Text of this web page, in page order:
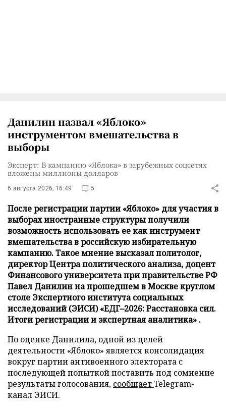
Данилин назвал «Яблоко»
инструментом вмешательства в
выборы
Эксперт: В кампанию «Яблока» в зарубежных соцсетях
вложены миллионы долларов
6 августа 2026, 16:49 5
После регистрации партии «Яблоко» для участия в
выборах иностранные структуры получили
возможность использовать ее как инструмент
вмешательства в российскую избирательную
кампанию. Такое мнение высказал политолог,
директор Центра политического анализа, доцент
Финансового университета при правительстве РФ
Павел Данилин на прошедшем в Москве круглом
столе Экспертного института социальных
исследований (ЭИСИ) «ЕДГ–2026: Расстановка сил.
Итоги регистрации и экспертная аналитика» .
По оценке Данилила, одной из целей
деятельности «Яблоко» является консолидация
вокруг партии антивоенного электората с
последующей попыткой поставить под сомнение
результаты голосования, сообщаетTelegram-
канал ЭИСИ.